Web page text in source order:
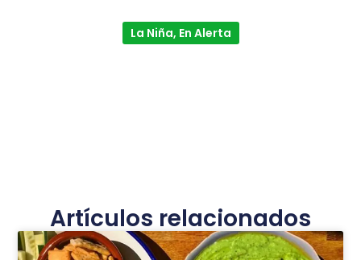
La Niña, En Alerta
Artículos relacionados